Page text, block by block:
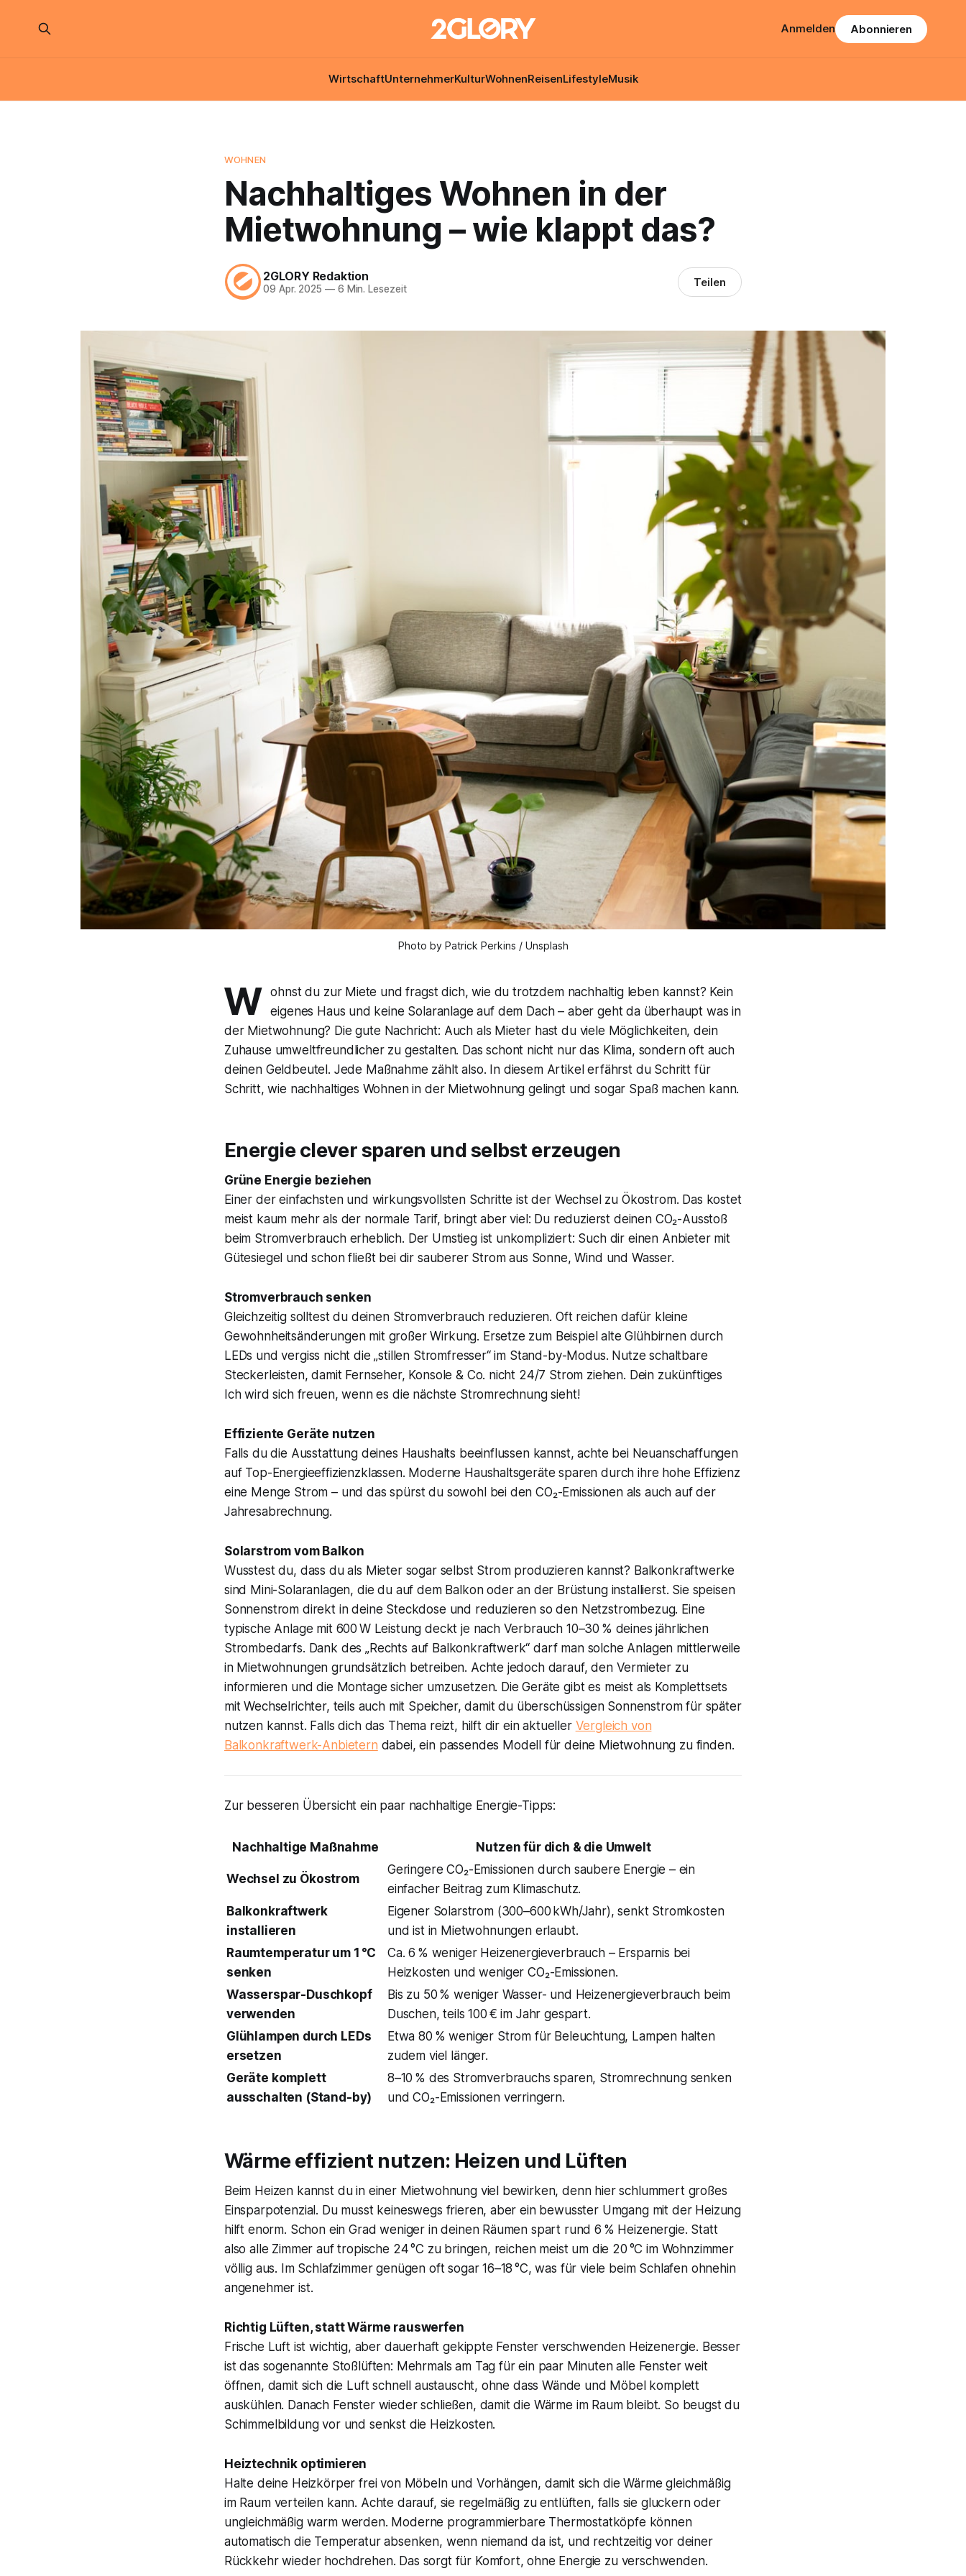
WirtschaftUnternehmerKulturWohnenReisenLifestyleMusik
Anmelden Abonnieren
WOHNEN
Nachhaltiges Wohnen in der
Mietwohnung – wie klappt das?
2GLORY Redaktion
09 Apr. 2025 —6 Min. Lesezeit Teilen
Photo by Patrick Perkins / Unsplash
W ohnst du zur Miete und fragst dich, wie du trotzdem nachhaltig leben kannst? Kein
eigenes Haus und keine Solaranlage auf dem Dach – aber geht da überhaupt was in
der Mietwohnung? Die gute Nachricht: Auch als Mieter hast du viele Möglichkeiten, dein
Zuhause umweltfreundlicher zu gestalten. Das schont nicht nur das Klima, sondern oft auch
deinen Geldbeutel. Jede Maßnahme zählt also. In diesem Artikel erfährst du Schritt für
Schritt, wie nachhaltiges Wohnen in der Mietwohnung gelingt und sogar Spaß machen kann.
Energie clever sparen und selbst erzeugen
Grüne Energie beziehen
Einer der einfachsten und wirkungsvollsten Schritte ist der Wechsel zu Ökostrom. Das kostet
meist kaum mehr als der normale Tarif, bringt aber viel: Du reduzierst deinen CO₂-Ausstoß
beim Stromverbrauch erheblich. Der Umstieg ist unkompliziert: Such dir einen Anbieter mit
Gütesiegel und schon fließt bei dir sauberer Strom aus Sonne, Wind und Wasser.
Stromverbrauch senken
Gleichzeitig solltest du deinen Stromverbrauch reduzieren. Oft reichen dafür kleine
Gewohnheitsänderungen mit großer Wirkung. Ersetze zum Beispiel alte Glühbirnen durch
LEDs und vergiss nicht die „stillen Stromfresser“ im Stand-by-Modus. Nutze schaltbare
Steckerleisten, damit Fernseher, Konsole & Co. nicht 24/7 Strom ziehen. Dein zukünftiges
Ich wird sich freuen, wenn es die nächste Stromrechnung sieht!
Effiziente Geräte nutzen
Falls du die Ausstattung deines Haushalts beeinflussen kannst, achte bei Neuanschaffungen
auf Top-Energieeffizienzklassen. Moderne Haushaltsgeräte sparen durch ihre hohe Effizienz
eine Menge Strom – und das spürst du sowohl bei den CO₂-Emissionen als auch auf der
Jahresabrechnung.
Solarstrom vom Balkon
Wusstest du, dass du als Mieter sogar selbst Strom produzieren kannst? Balkonkraftwerke
sind Mini-Solaranlagen, die du auf dem Balkon oder an der Brüstung installierst. Sie speisen
Sonnenstrom direkt in deine Steckdose und reduzieren so den Netzstrombezug. Eine
typische Anlage mit 600 W Leistung deckt je nach Verbrauch 10–30 % deines jährlichen
Strombedarfs. Dank des „Rechts auf Balkonkraftwerk“ darf man solche Anlagen mittlerweile
in Mietwohnungen grundsätzlich betreiben. Achte jedoch darauf, den Vermieter zu
informieren und die Montage sicher umzusetzen. Die Geräte gibt es meist als Komplettsets
mit Wechselrichter, teils auch mit Speicher, damit du überschüssigen Sonnenstrom für später
nutzen kannst. Falls dich das Thema reizt, hilft dir ein aktueller Vergleich von
Balkonkraftwerk-Anbietern dabei, ein passendes Modell für deine Mietwohnung zu finden.
Zur besseren Übersicht ein paar nachhaltige Energie-Tipps:
Nachhaltige Maßnahme Nutzen für dich & die Umwelt
Wechsel zu Ökostrom
Geringere CO₂-Emissionen durch saubere Energie – ein
einfacher Beitrag zum Klimaschutz.
Balkonkraftwerk
installieren
Eigener Solarstrom (300–600 kWh/Jahr), senkt Stromkosten
und ist in Mietwohnungen erlaubt.
Raumtemperatur um 1 °C
senken
Ca. 6 % weniger Heizenergieverbrauch – Ersparnis bei
Heizkosten und weniger CO₂-Emissionen.
Wasserspar-Duschkopf
verwenden
Bis zu 50 % weniger Wasser- und Heizenergieverbrauch beim
Duschen, teils 100 € im Jahr gespart.
Glühlampen durch LEDs
ersetzen
Etwa 80 % weniger Strom für Beleuchtung, Lampen halten
zudem viel länger.
Geräte komplett
ausschalten (Stand-by)
8–10 % des Stromverbrauchs sparen, Stromrechnung senken
und CO₂-Emissionen verringern.
Wärme effizient nutzen: Heizen und Lüften
Beim Heizen kannst du in einer Mietwohnung viel bewirken, denn hier schlummert großes
Einsparpotenzial. Du musst keineswegs frieren, aber ein bewusster Umgang mit der Heizung
hilft enorm. Schon ein Grad weniger in deinen Räumen spart rund 6 % Heizenergie. Statt
also alle Zimmer auf tropische 24 °C zu bringen, reichen meist um die 20 °C im Wohnzimmer
völlig aus. Im Schlafzimmer genügen oft sogar 16–18 °C, was für viele beim Schlafen ohnehin
angenehmer ist.
Richtig Lüften, statt Wärme rauswerfen
Frische Luft ist wichtig, aber dauerhaft gekippte Fenster verschwenden Heizenergie. Besser
ist das sogenannte Stoßlüften: Mehrmals am Tag für ein paar Minuten alle Fenster weit
öffnen, damit sich die Luft schnell austauscht, ohne dass Wände und Möbel komplett
auskühlen. Danach Fenster wieder schließen, damit die Wärme im Raum bleibt. So beugst du
Schimmelbildung vor und senkst die Heizkosten.
Heiztechnik optimieren
Halte deine Heizkörper frei von Möbeln und Vorhängen, damit sich die Wärme gleichmäßig
im Raum verteilen kann. Achte darauf, sie regelmäßig zu entlüften, falls sie gluckern oder
ungleichmäßig warm werden. Moderne programmierbare Thermostatköpfe können
automatisch die Temperatur absenken, wenn niemand da ist, und rechtzeitig vor deiner
Rückkehr wieder hochdrehen. Das sorgt für Komfort, ohne Energie zu verschwenden.